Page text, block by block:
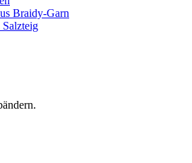
Braidy-Garn
Salzteig